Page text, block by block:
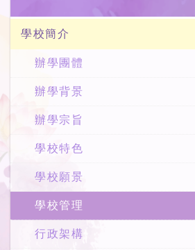
學校簡介
辦學團體
辦學背景
辦學宗旨
學校特色
學校願景
學校管理
行政架構